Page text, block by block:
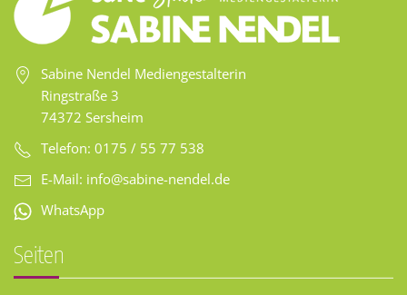
Sabine Nendel Mediengestalterin
Ringstraße 3
74372 Sersheim
Telefon: 0175 / 55 77 538
E-Mail: info@sabine-nendel.de
WhatsApp
Seiten